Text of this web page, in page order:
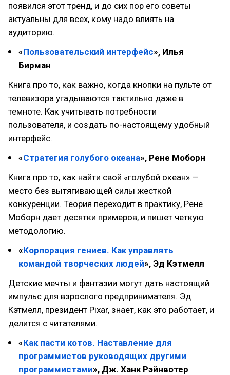
появился этот тренд, и до сих пор его советы
актуальны для всех, кому надо влиять на
аудиторию.
«Пользовательский интерфейс», Илья
Бирман
Книга про то, как важно, когда кнопки на пульте от
телевизора угадываются тактильно даже в
темноте. Как учитывать потребности
пользователя, и создать по-настоящему удобный
интерфейс.
«Стратегия голубого океана», Рене Моборн
Книга про то, как найти свой «голубой океан» —
место без вытягивающей силы жесткой
конкуренции. Теория переходит в практику, Рене
Моборн дает десятки примеров, и пишет четкую
методологию.
«Корпорация гениев. Как управлять
командой творческих людей», Эд Кэтмелл
Детские мечты и фантазии могут дать настоящий
импульс для взрослого предпринимателя. Эд
Кэтмелл, президент Pixar, знает, как это работает, и
делится с читателями.
«Как пасти котов. Наставление для
программистов руководящих другими
программистами», Дж. Ханк Рэйнвотер